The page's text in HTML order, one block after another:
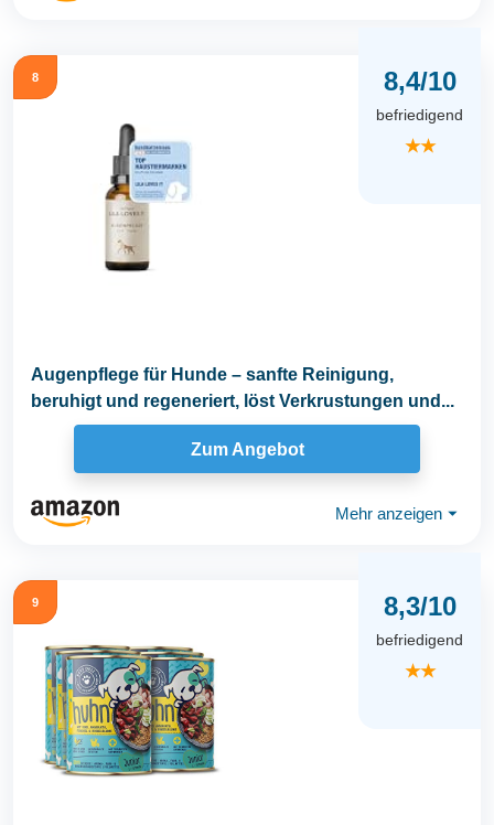
8 8,4/10
befriedigend
★★
Augenpflege für Hunde – sanfte Reinigung,
beruhigt und regeneriert, löst Verkrustungen und...
Zum Angebot
Mehr anzeigen ⏷
9 8,3/10
befriedigend
★★